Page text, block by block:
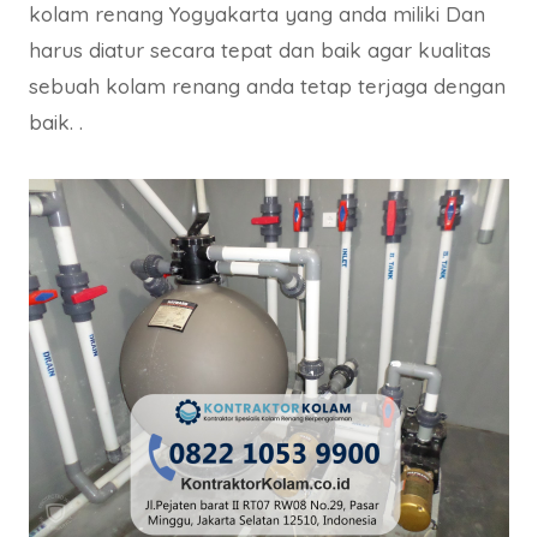
kolam renang Yogyakarta yang anda miliki Dan
harus diatur secara tepat dan baik agar kualitas
sebuah kolam renang anda tetap terjaga dengan
baik. .